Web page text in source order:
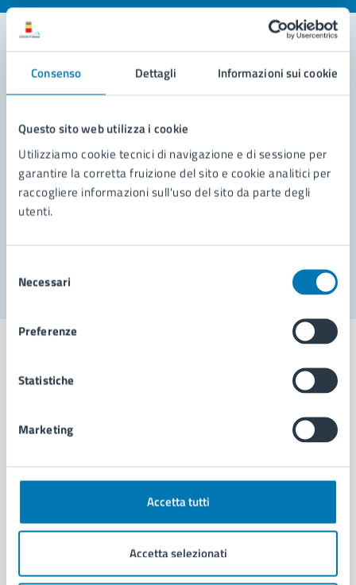
Consenso Dettagli Informazioni sui cookie
Questo sito web utilizza i cookie
Utilizziamo cookie tecnici di navigazione e di sessione per
garantire la corretta fruizione del sito e cookie analitici per
raccogliere informazioni sull'uso del sito da parte degli
utenti.
delNecessari
Preferenze
Statistiche
Marketing
Accetta tutti
Accetta selezionati
Contatta il comune
Richiedi assistenza
Prenota appuntamento
Problemi in città
Aree amministrative
Uffici
Politici